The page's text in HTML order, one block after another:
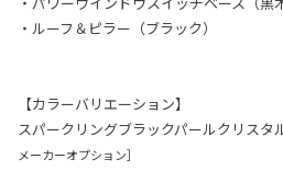
・ルーフ＆ピラー（ブラック）
【カラーバリエーション】
スパークリングブラックパールクリスタ
メーカーオプション］